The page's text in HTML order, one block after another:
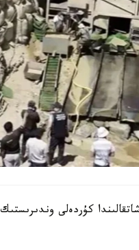
كۇردەلى